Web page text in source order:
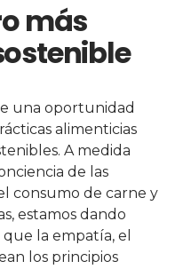
más
una oportunidad
alimenticias
A medida
de las
consumo de carne y
estamos dando
la empatía, el
los principios